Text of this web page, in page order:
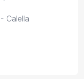
Calella